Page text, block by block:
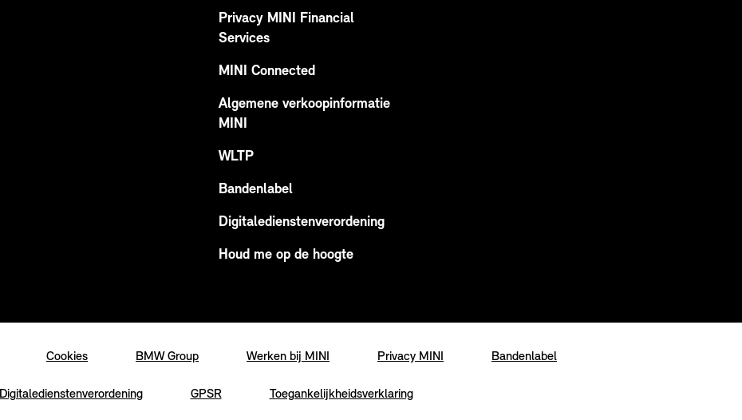
Privacy MINI Financial
Services
MINI Connected
Algemene verkoopinformatie
MINI
WLTP
Bandenlabel
Digitaledienstenverordening
Houd me op de hoogte
Cookies BMW Group Werken bij MINI Privacy MINI Bandenlabel
Digitaledienstenverordening GPSR Toegankelijkheidsverklaring